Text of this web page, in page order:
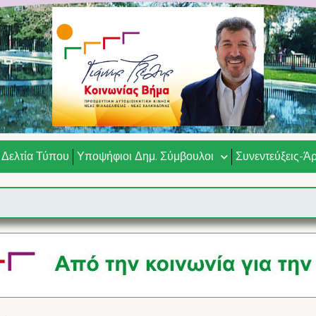
Δελτία Τύπου Υποψήφιοι Δημ. Σύμβουλοι Συνεντεύξεις-